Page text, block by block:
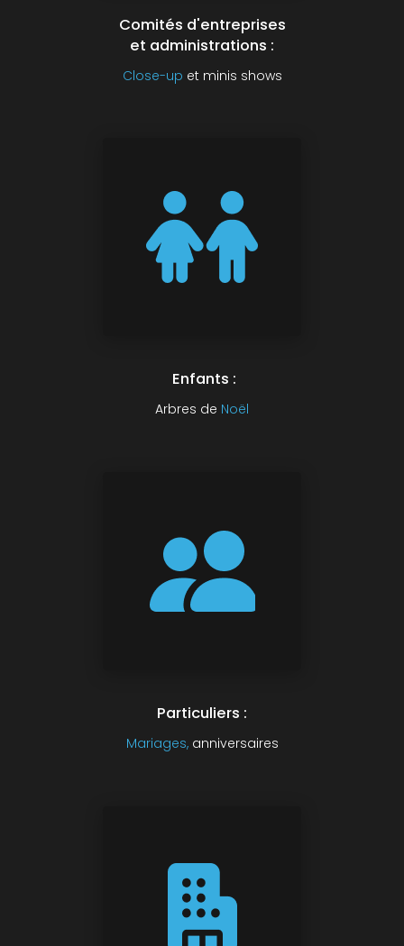
Comités d'entreprises
et administrations :
Close-up et minis shows
Enfants :
Arbres de Noël
Particuliers :
Mariages,anniversaires